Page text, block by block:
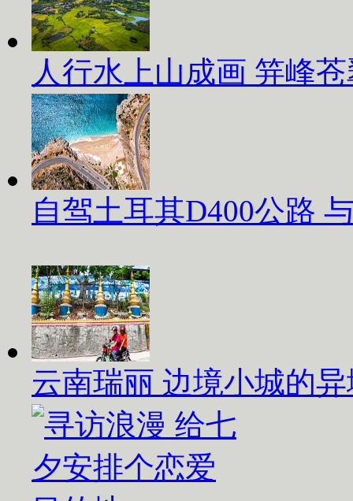
人行水上山成画 笄峰
自驾土耳其D400公路
云南瑞丽 边境小城的